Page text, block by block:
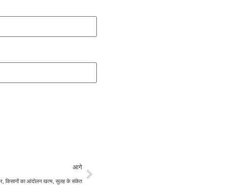
आगे
किसानों का आंदोलन खत्म, सुलह के संकेत